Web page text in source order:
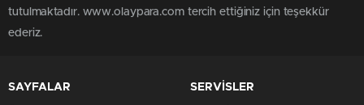
tutulmaktadır. www.olaypara.com tercih ettiğiniz için teşekkür
ederiz.
SAYFALAR SERVİSLER